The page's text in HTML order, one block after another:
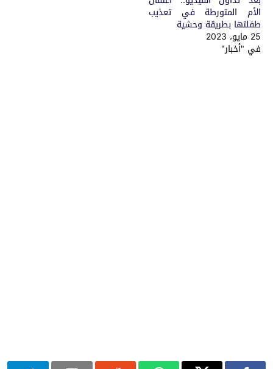
الأم المتورطة في تعذيب
طفلتها بطريقة وحشية
25 مايو، 2023
في "أخبار"